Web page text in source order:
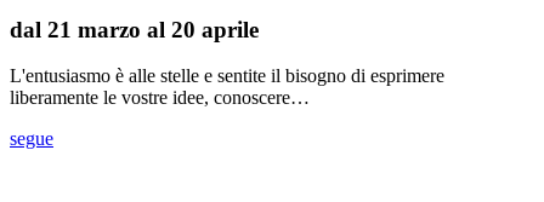
dal 21 marzo al 20 aprile
L'entusiasmo è alle stelle e sentite il bisogno di esprimere
liberamente le vostre idee, conoscere…
segue